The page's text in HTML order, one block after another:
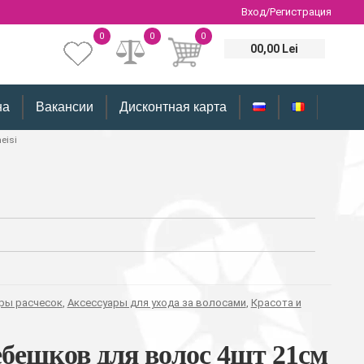
Вход/Регистрация
0
00,00 Lei
0
0
Вакансии Дисконтная карта
расчесок, Аксессуары для ухода за волосами, Красота и
для волос 4шт 21см